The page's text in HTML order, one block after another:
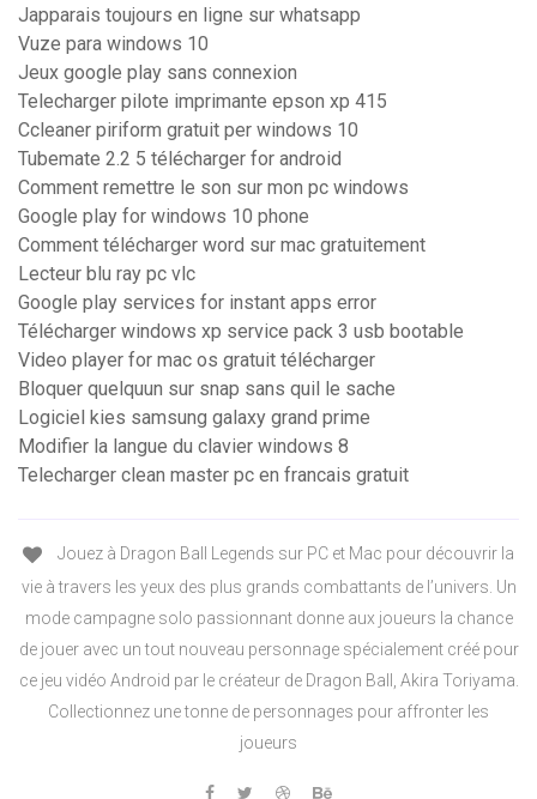
Japparais toujours en ligne sur whatsapp
Vuze para windows 10
Jeux google play sans connexion
Telecharger pilote imprimante epson xp 415
Ccleaner piriform gratuit per windows 10
Tubemate 2.2 5 télécharger for android
Comment remettre le son sur mon pc windows
Google play for windows 10 phone
Comment télécharger word sur mac gratuitement
Lecteur blu ray pc vlc
Google play services for instant apps error
Télécharger windows xp service pack 3 usb bootable
Video player for mac os gratuit télécharger
Bloquer quelquun sur snap sans quil le sache
Logiciel kies samsung galaxy grand prime
Modifier la langue du clavier windows 8
Telecharger clean master pc en francais gratuit
Jouez à Dragon Ball Legends sur PC et Mac pour découvrir la
vie à travers les yeux des plus grands combattants de l’univers. Un
mode campagne solo passionnant donne aux joueurs la chance
de jouer avec un tout nouveau personnage spécialement créé pour
ce jeu vidéo Android par le créateur de Dragon Ball, Akira Toriyama.
Collectionnez une tonne de personnages pour affronter les
joueurs